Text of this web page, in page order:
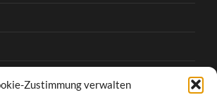
Zustimmung verwalten